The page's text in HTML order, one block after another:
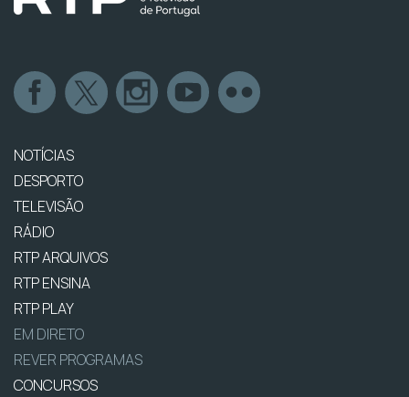
NOTÍCIAS
DESPORTO
TELEVISÃO
RÁDIO
RTP ARQUIVOS
RTP ENSINA
RTP PLAY
EM DIRETO
REVER PROGRAMAS
CONCURSOS